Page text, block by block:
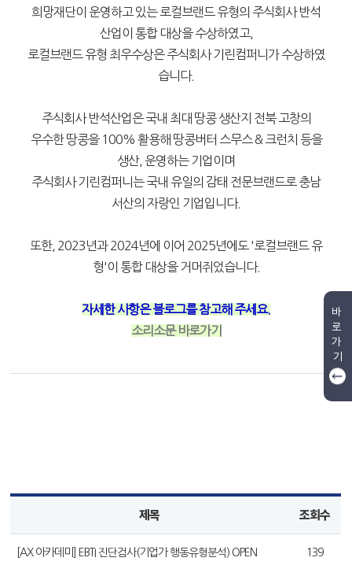
희망재단이 운영하고 있는 로컬브랜드 유형의 주식회사 반석
산업이 통합 대상을 수상하였고,
로컬브랜드 유형 최우수상은 주식회사 기린컴퍼니가 수상하였
습니다.
주식회사 반석산업은 국내 최대 땅콩 생산지 전북 고창의
우수한 땅콩을 100% 활용해 땅콩버터 스무스 & 크런치 등을
생산, 운영하는 기업이며
주식회사 기린컴퍼니는 국내 유일의 감태 전문브랜드로 충남
서산의 자랑인 기업입니다.
또한, 2023년과 2024년에 이어 2025년에도 '로컬브랜드 유
형'이 통합 대상을 거머쥐었습니다.
자세한 사항은 블로그를 참고해 주세요.
소리소문 바로가기
제목 조회수
[AX 아카데미] EBTI 진단검사(기업가 행동유형분석) OPEN 139
바
로
가
기